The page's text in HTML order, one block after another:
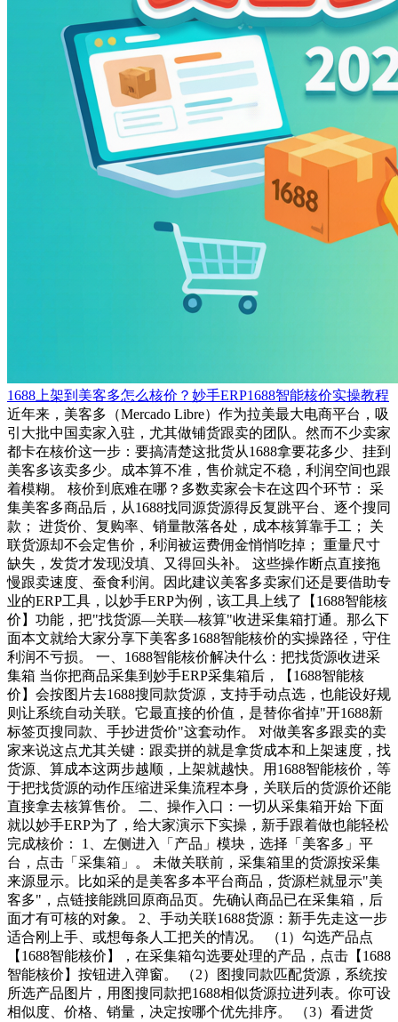
1688上架到美客多怎么核价？妙手ERP1688智能核价实操教程
近年来，美客多（Mercado Libre）作为拉美最大电商平台，吸
引大批中国卖家入驻，尤其做铺货跟卖的团队。然而不少卖家
都卡在核价这一步：要搞清楚这批货从1688拿要花多少、挂到
美客多该卖多少。成本算不准，售价就定不稳，利润空间也跟
着模糊。 核价到底难在哪？多数卖家会卡在这四个环节： 采
集美客多商品后，从1688找同源货源得反复跳平台、逐个搜同
款； 进货价、复购率、销量散落各处，成本核算靠手工； 关
联货源却不会定售价，利润被运费佣金悄悄吃掉； 重量尺寸
缺失，发货才发现没填、又得回头补。 这些操作断点直接拖
慢跟卖速度、蚕食利润。因此建议美客多卖家们还是要借助专
业的ERP工具，以妙手ERP为例，该工具上线了【1688智能核
价】功能，把"找货源—关联—核算"收进采集箱打通。那么下
面本文就给大家分享下美客多1688智能核价的实操路径，守住
利润不亏损。 一、1688智能核价解决什么：把找货源收进采
集箱 当你把商品采集到妙手ERP采集箱后，【1688智能核
价】会按图片去1688搜同款货源，支持手动点选，也能设好规
则让系统自动关联。它最直接的价值，是替你省掉"开1688新
标签页搜同款、手抄进货价"这套动作。 对做美客多跟卖的卖
家来说这点尤其关键：跟卖拼的就是拿货成本和上架速度，找
货源、算成本这两步越顺，上架就越快。用1688智能核价，等
于把找货源的动作压缩进采集流程本身，关联后的货源价还能
直接拿去核算售价。 二、操作入口：一切从采集箱开始 下面
就以妙手ERP为了，给大家演示下实操，新手跟着做也能轻松
完成核价： 1、左侧进入「产品」模块，选择「美客多」平
台，点击「采集箱」。 未做关联前，采集箱里的货源按采集
来源显示。比如采的是美客多本平台商品，货源栏就显示"美
客多"，点链接能跳回原商品页。先确认商品已在采集箱，后
面才有可核的对象。 2、手动关联1688货源：新手先走这一步
适合刚上手、或想每条人工把关的情况。 （1）勾选产品点
【1688智能核价】，在采集箱勾选要处理的产品，点击【1688
智能核价】按钮进入弹窗。 （2）图搜同款匹配货源，系统按
所选产品图片，用图搜同款把1688相似货源拉进列表。你可设
相似度、价格、销量，决定按哪个优先排序。 （3）看进货